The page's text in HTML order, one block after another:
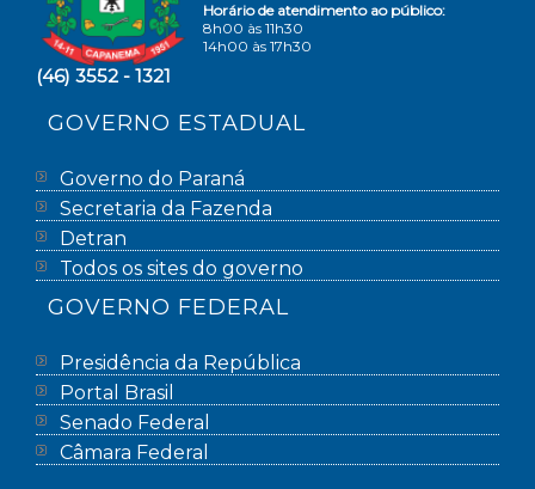
Horário de atendimento ao público:
8h00 às 11h30
14h00 às 17h30
(46) 3552 - 1321
GOVERNO ESTADUAL
Governo do Paraná
Secretaria da Fazenda
Detran
Todos os sites do governo
GOVERNO FEDERAL
Presidência da República
Portal Brasil
Senado Federal
Câmara Federal